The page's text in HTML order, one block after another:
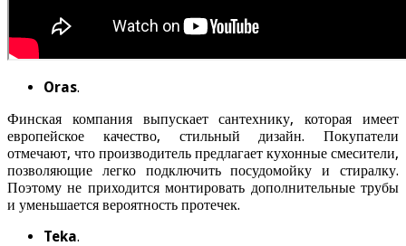
Oras.
Финская компания выпускает сантехнику, которая имеет
европейское качество, стильный дизайн. Покупатели
отмечают, что производитель предлагает кухонные смесители,
позволяющие легко подключить посудомойку и стиралку.
Поэтому не приходится монтировать дополнительные трубы
и уменьшается вероятность протечек.
Teka.